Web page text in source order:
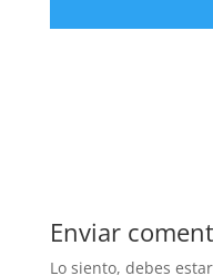
Enviar
Lo siento, debes estar